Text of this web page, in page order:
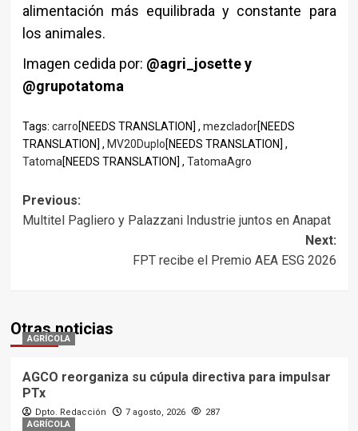
alimentación más equilibrada y constante para
los animales.
Imagen cedida por: @agri_josette y
@grupotatoma
Tags: carro[NEEDS TRANSLATION] , mezclador[NEEDS
TRANSLATION] , MV20Duplo[NEEDS TRANSLATION] ,
Tatoma[NEEDS TRANSLATION] , TatomaAgro
Post
navigation
Previous:
Multitel Pagliero y Palazzani Industrie juntos en Anapat
Next:
FPT recibe el Premio AEA ESG 2026
Otras noticias
AGRÍCOLA
AGCO reorganiza su cúpula directiva para impulsar
PTx
Dpto. Redacción 7 agosto, 2026
287
AGRÍCOLA